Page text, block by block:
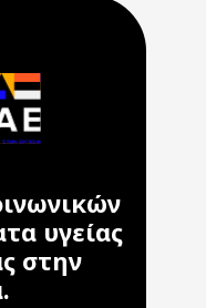
υγείας
στην